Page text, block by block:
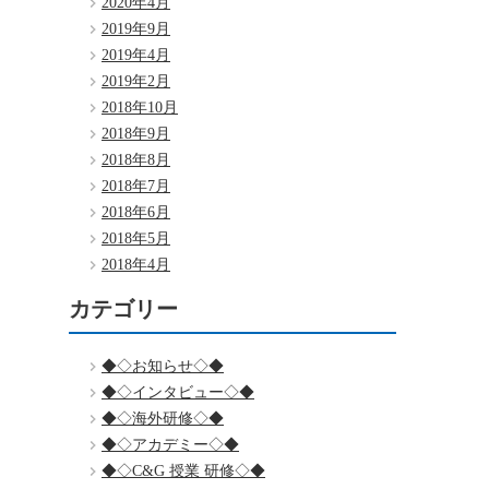
2019年9月
2019年4月
2019年2月
2018年10月
2018年9月
2018年8月
2018年7月
2018年6月
2018年5月
2018年4月
カテゴリー
◆◇お知らせ◇◆
◆◇インタビュー◇◆
◆◇海外研修◇◆
◆◇アカデミー◇◆
◆◇C&G 授業 研修◇◆